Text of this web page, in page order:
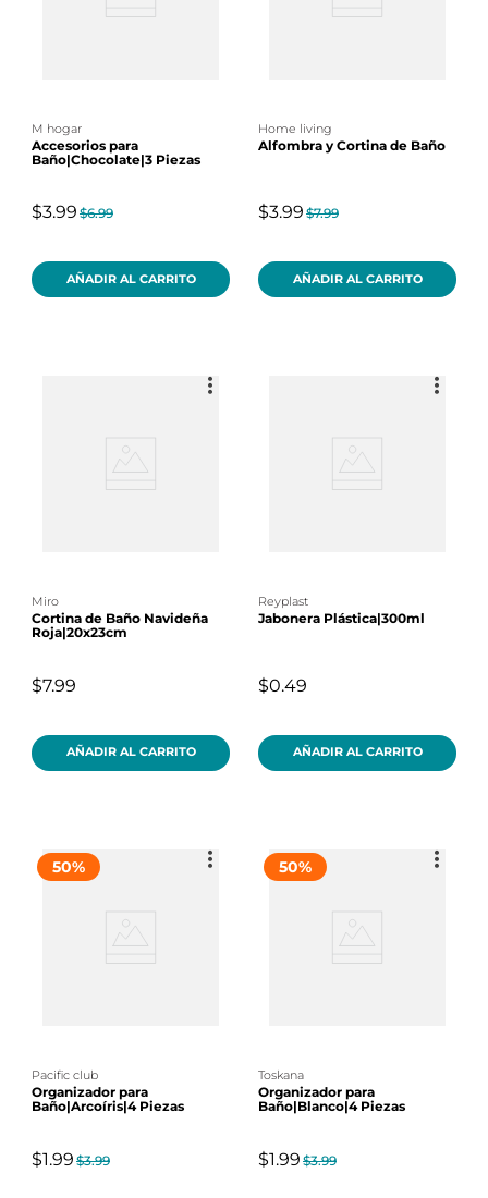
m hogar
Accesorios para
Baño|Chocolate|3 Piezas
$3.99 $6.99
AÑADIR AL CARRITO
home living
Alfombra y Cortina de Baño
$3.99 $7.99
AÑADIR AL CARRITO
miro
Cortina de Baño Navideña
Roja|20x23cm
$7.99
AÑADIR AL CARRITO
reyplast
Jabonera Plástica|300ml
$0.49
AÑADIR AL CARRITO
50%
pacific club
Organizador para
Baño|Arcoíris|4 Piezas
$1.99 $3.99
50%
toskana
Organizador para
Baño|Blanco|4 Piezas
$1.99 $3.99